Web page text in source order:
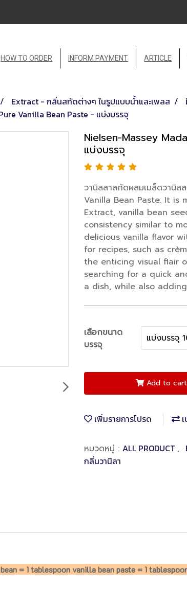
HOW TO ORDER INFORM PAYMENT ARTICLE
Extract - กลิ่นสกัดต่างๆ ในรูปแบบน้ำและเพลส
Vanilla Bean Paste - แบ่งบรรจุ
Nielsen-Massey
แบ่งบรรจุ
วานิลลาสกัดผสมเมล็ดวานิล
Vanilla Bean Paste. It is
Extract, vanilla bean
consistency similar to
delicious vanilla flavor
for recipes, such as
the enticing visual flair
searching for a quick
a dish, while also
เลือกขนาด
บรรจุ
แบ่งบรรจุ
Add to cart
เพิ่มรายการโปรด
หมวดหมู่ : ALL PRODUCT ,
กลิ่นวานิลา
= 1 tablespoon vanilla bean paste = 1